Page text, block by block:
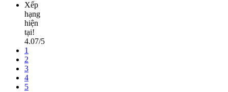
Xếp
hạng
hiện
tại!
4.07/5
1
2
3
4
5